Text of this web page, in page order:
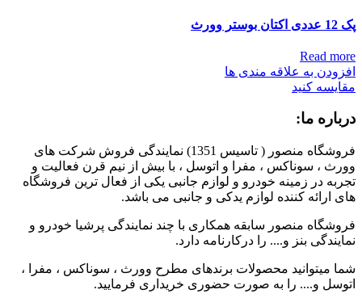
پک 12 عددی اکتان بوستر وورث
Read more
افزودن به علاقه مندی ها
مقایسه کنید
درباره ما:
فروشگاه منصور ( تاسیس 1351) نمایندگی فروش شرکت های
وورث ، سوناکس ، مفرا و اتوسل ، با بیش از نیم قرن فعالیت و
تجربه در زمینه خودرو و لوازم جانبی یکی از فعال ترین فروشگاه
های ارائه کننده لوازم یدکی و جانبی می باشد.
فروشگاه منصور سابقه همکاری با چند نمایندگی پرشیا خودرو و
نمایندگی بنز و.... را درکارنامه دارد.
شما میتوانید محصولات برندهای مطرح وورث ، سوناکس ، مفرا ،
اتوسل و.... را به صورت حضوری خریداری فرمایید.